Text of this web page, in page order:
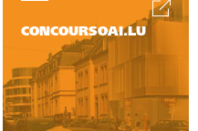
CONCOURSOAI.LU